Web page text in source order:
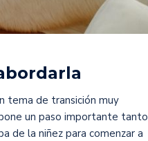
tema de transición muy
un paso importante tanto
de la niñez para comenzar a